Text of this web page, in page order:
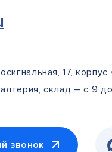
17, корпус
склад – с 9
звонок